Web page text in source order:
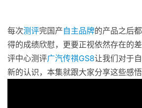
每次测评完国产自主品牌的产品之后
得的成绩欣慰，更要正视依然存在的
评中心测评广汽传祺GS8让我们对于
新的认识，本集就跟大家分享这些感悟